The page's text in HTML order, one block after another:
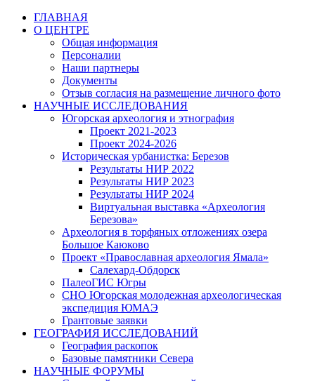
Перейти
содержимому
ГЛАВНАЯ
О ЦЕНТРЕ
Общая информация
Персоналии
Наши партнеры
Документы
Отзыв согласия на размещение личного фото
НАУЧНЫЕ ИССЛЕДОВАНИЯ
Югорская археология и этнография
Проект 2021-2023
Проект 2024-2026
Историческая урбанистка: Березов
Результаты НИР 2022
Результаты НИР 2023
Результаты НИР 2024
Виртуальная выставка «Археология
Березова»
Археология в торфяных отложениях озера
Большое Каюково
Проект «Православная археология Ямала»
Салехард-Обдорск
ПалеоГИС Югры
СНО Югорская молодежная археологическая
экспедиция ЮМАЭ
Грантовые заявки
ГЕОГРАФИЯ ИССЛЕДОВАНИЙ
География раскопок
Базовые памятники Севера
НАУЧНЫЕ ФОРУМЫ